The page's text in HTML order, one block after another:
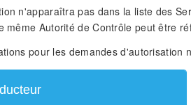
n'apparaîtra pas dans la liste des
Autorité de Contrôle peut être
pour les demandes d'autorisation